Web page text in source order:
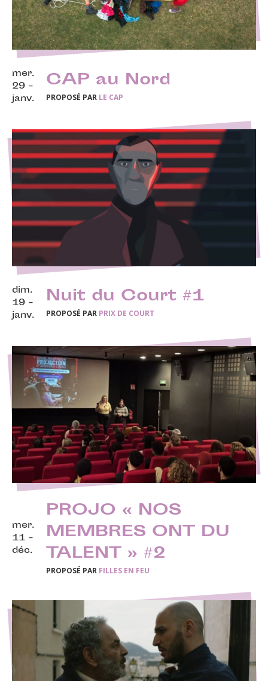
mer.
29 -
janv.
CAP au Nord
PROPOSÉ PAR LE CAP
dim.
19 -
janv.
Nuit du Court #1
PROPOSÉ PAR PRIX DE COURT
mer.
11 -
déc.
PROJO « NOS
MEMBRES ONT DU
TALENT » #2
PROPOSÉ PAR FILLES EN FEU